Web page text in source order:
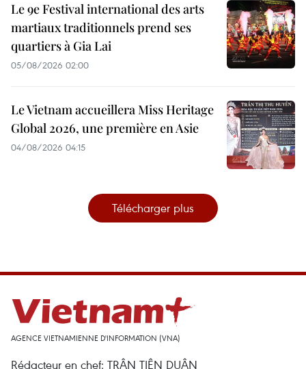
Le 9e Festival international des arts
martiaux traditionnels prend ses
quartiers à Gia Lai
05/08/2026 02:00
Le Vietnam accueillera Miss Heritage
Global 2026, une première en Asie
04/08/2026 04:15
Télécharger plus
AGENCE VIETNAMIENNE D'INFORMATION (VNA)
Rédacteur en chef: TRÂN TIÊN DUÂN